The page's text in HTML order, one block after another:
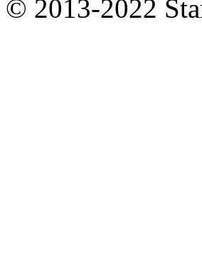
© 2013-2022